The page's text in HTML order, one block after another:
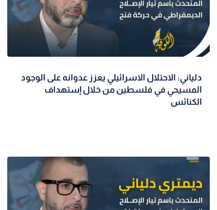
دلياني: الاحتلال الاسرائيلي يعزز عدوانه على الوجود
المسيحي في فلسطين من خلال إستهداف
الكنائس